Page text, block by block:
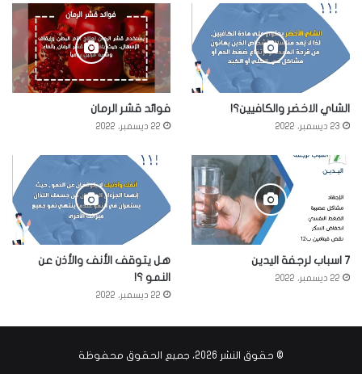
الشاي الاخضر والكافيين؟!
23 ديسمبر، 2022
فوائد قشر الرمان
22 ديسمبر، 2022
7 اسباب لرجفة اليدين
22 ديسمبر، 2022
هل يتوقف الأنف والأذن عن
النمو ؟!
22 ديسمبر، 2022
© حقوق النشر 2026، جميع الحقوق محفوظة